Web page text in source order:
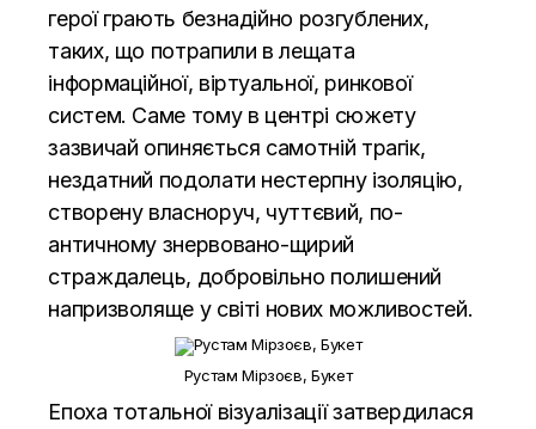
герої грають безнадійно розгублених,
таких, що потрапили в лещата
інформаційної, віртуальної, ринкової
систем. Саме тому в центрі сюжету
зазвичай опиняється самотній трагік,
нездатний подолати нестерпну ізоляцію,
створену власноруч, чуттєвий, по-
античному знервовано-щирий
страждалець, добровільно полишений
напризволяще у світі нових можливостей.
Рустам Мірзоєв, Букет
Епоха тотальної візуалізації затвердилася